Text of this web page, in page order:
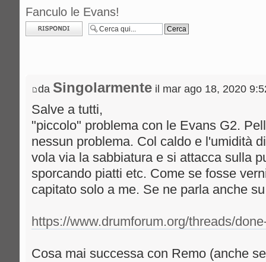
Fanculo le Evans!
Rispondi al
messaggio
da Singolarmente il mar ago 18, 2020
Salve a tutti,
"piccolo" problema con le Evans G2.
nessun problema. Col caldo e l'umidità
vola via la sabbiatura e si attacca sulla
sporcando piatti etc. Come se fosse
capitato solo a me. Se ne parla anche
https://www.drumforum.org/threads/
Cosa mai successa con Remo (anche